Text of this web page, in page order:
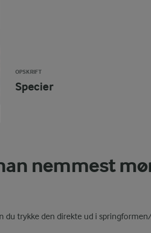
OPSKRIFT
Specier
nemmest
du trykke den direkte ud i